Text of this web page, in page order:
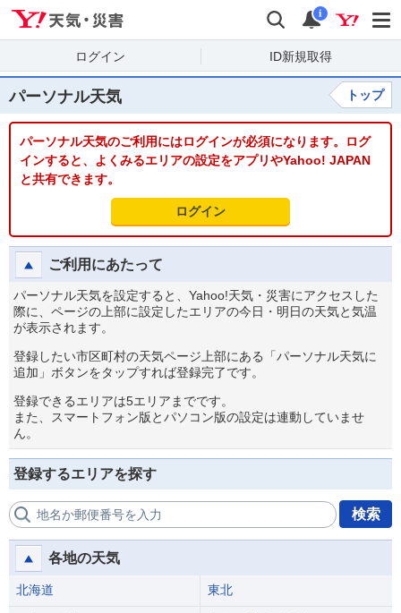
検索 通知
i
ログイン ID新規取得
パーソナル天気 トップ
パーソナル天気のご利用にはログインが必須になります。ログ
インすると、よくみるエリアの設定をアプリやYahoo! JAPAN
と共有できます。
ログイン
ご利用にあたって
パーソナル天気を設定すると、Yahoo!天気・災害にアクセスした
際に、ページの上部に設定したエリアの今日・明日の天気と気温
が表示されます。
登録したい市区町村の天気ページ上部にある「パーソナル天気に
追加」ボタンをタップすれば登録完了です。
登録できるエリアは5エリアまでです。
また、スマートフォン版とパソコン版の設定は連動していませ
ん。
登録するエリアを探す
地名か郵便番号を入力 検索
各地の天気
北海道 東北